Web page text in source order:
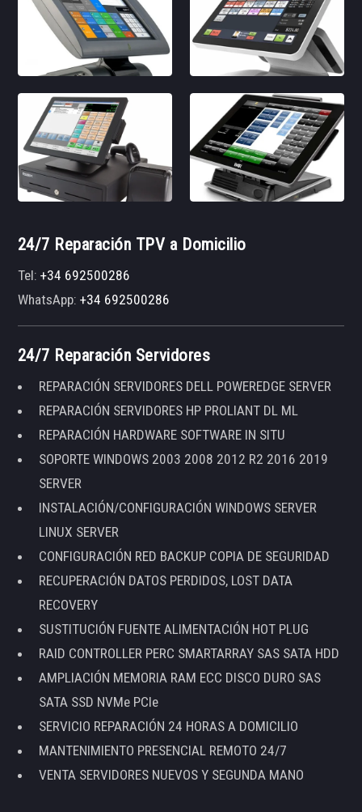
24/7 Reparación TPV a Domicilio
Tel:+34 692500286
WhatsApp:+34 692500286
24/7 Reparación Servidores
REPARACIÓN SERVIDORES DELL POWEREDGE SERVER
REPARACIÓN SERVIDORES HP PROLIANT DL ML
REPARACIÓN HARDWARE SOFTWARE IN SITU
SOPORTE WINDOWS 2003 2008 2012 R2 2016 2019
SERVER
INSTALACIÓN/CONFIGURACIÓN WINDOWS SERVER
LINUX SERVER
CONFIGURACIÓN RED BACKUP COPIA DE SEGURIDAD
RECUPERACIÓN DATOS PERDIDOS, LOST DATA
RECOVERY
SUSTITUCIÓN FUENTE ALIMENTACIÓN HOT PLUG
RAID CONTROLLER PERC SMARTARRAY SAS SATA HDD
AMPLIACIÓN MEMORIA RAM ECC DISCO DURO SAS
SATA SSD NVMe PCIe
SERVICIO REPARACIÓN 24 HORAS A DOMICILIO
MANTENIMIENTO PRESENCIAL REMOTO 24/7
VENTA SERVIDORES NUEVOS Y SEGUNDA MANO